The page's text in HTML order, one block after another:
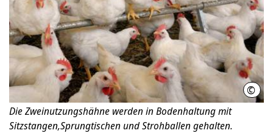
©
Die Zweinutzungshähne werden in Bodenhaltung mit
Sitzstangen,Sprungtischen und Strohballen gehalten.